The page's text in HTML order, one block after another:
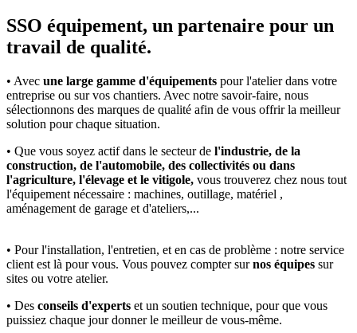
SSO équipement, un partenaire pour un
travail de qualité.
• Avec une large gamme d'équipements pour l'atelier dans votre
entreprise ou sur vos chantiers. Avec notre savoir-faire, nous
sélectionnons des marques de qualité afin de vous offrir la meilleur
solution pour chaque situation.
• Que vous soyez actif dans le secteur de l'industrie, de la
construction, de l'automobile, des collectivités ou dans
l'agriculture, l'élevage et le vitigole, vous trouverez chez nous tout
l'équipement nécessaire : machines, outillage, matériel ,
aménagement de garage et d'ateliers,...
• Pour l'installation, l'entretien, et en cas de problème : notre service
client est là pour vous. Vous pouvez compter surnos équipes sur
sites ou votre atelier.
• Des conseils d'experts et un soutien technique, pour que vous
puissiez chaque jour donner le meilleur de vous-même.